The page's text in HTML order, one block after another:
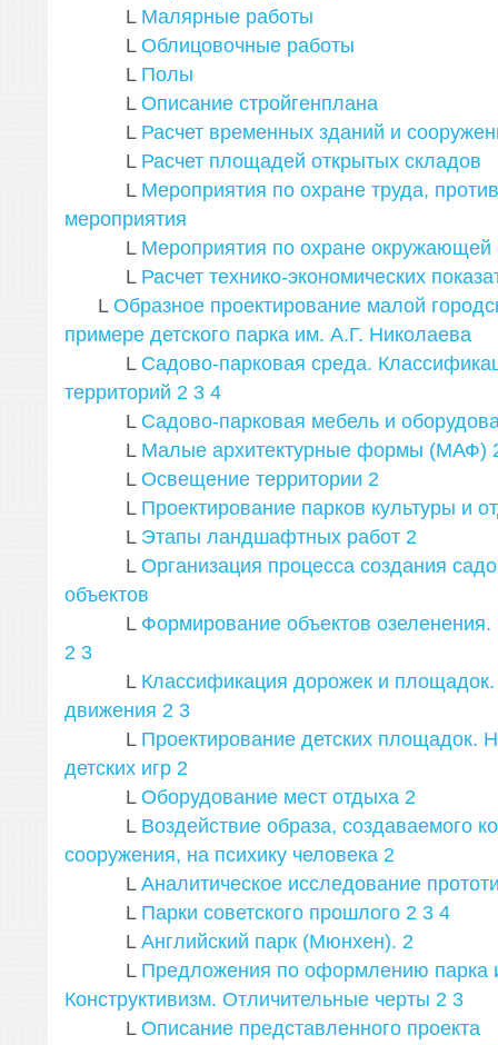
L Малярные работы
L Облицовочные работы
L Полы
L Описание стройгенплана
L Расчет временных зданий и
L Расчет площадей открытых складов
L Мероприятия по охране труда,
мероприятия
L Мероприятия по охране окружающей
L Расчет технико-экономических
L Образное проектирование малой
примере детского парка им. А.Г. Николаева
L Садово-парковая среда.
территорий 2 3 4
L Садово-парковая мебель и
L Малые архитектурные формы (МАФ)
L Освещение территории 2
L Проектирование парков культуры и
L Этапы ландшафтных работ 2
L Организация процесса создания
объектов
L Формирование объектов
2 3
L Классификация дорожек и площадок.
движения 2 3
L Проектирование детских площадок.
детских игр 2
L Оборудование мест отдыха 2
L Воздействие образа, создаваемого
сооружения, на психику человека 2
L Аналитическое исследование
L Парки советского прошлого 2 3 4
L Английский парк (Мюнхен). 2
L Предложения по оформлению парка
Конструктивизм. Отличительные черты 2 3
L Описание представленного проекта